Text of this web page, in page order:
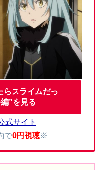
らスライムだっ
”を見る
式サイト
で0円視聴※